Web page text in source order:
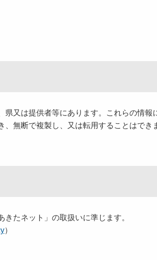
又は提供者等にあります。これらの情報
無断で複製し、又は転用することはでき
たネット」の取扱いに準じます。
）